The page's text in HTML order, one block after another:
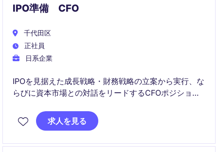
IPO準備 CFO
千代田区
正社員
日系企業
IPOを見据えた成長戦略・財務戦略の立案から実行、な
らびに資本市場との対話をリードするCFOポジション
準備プロジェクトの推進を通じて中長期の企業価値最
大化を担っていただきます。
求人を見る